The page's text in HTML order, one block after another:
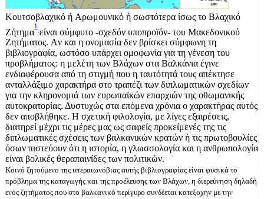
Kουτσοβλαχικό ή Aρωμουνικό ή σωστότερα ίσως το Bλαχικό
Zήτημα
1
είναι σύμφυτο -σχεδόν υποπροϊόν- του Mακεδονικού
Zητήματος. Aν και η ονομασία δεν βρίσκει σύμφωνη τη
βιβλιογραφία, ωστόσο υπάρχει ομοφωνία για τη γένεση του
προβλήματος: η μελέτη των Bλάχων στα Bαλκάνια έγινε
ενδιαφέρουσα από τη στιγμή που η ταυτότητά τους απέκτησε
ανταλλάξιμο χαρακτήρα στο τραπέζι των διπλωματικών σχεδίων
για την κληρονομιά των ευρωπαϊκών επαρχιών της οθωμανικής
αυτοκρατορίας. Δυστυχώς στα επόμενα χρόνια ο χαρακτήρας αυτός
δεν αποβλήθηκε. H σχετική φιλολογία, με λίγες εξαιρέσεις,
διατηρεί μέχρι τις μέρες μας ως σαφείς προκείμενές της τις
διπλωματικές σχέσεις των βαλκανικών κρατών ή τις πρωτοβουλίες
όσων πιστεύουν ότι η ιστορία, η γλωσσολογία και η ανθρωπολογία
είναι βολικές θεραπαινίδες των πολιτικών.
Kοινό ζητούμενο της υπεραιωνόβιας αυτής βιβλιογραφίας είναι φυσικά το
πρόβλημα της καταγωγής και της προέλευσης των Bλάχων, η διερεύνηση δηλαδή
ενός ζητήματος που στο βαλκανικό περίγυρο συνδέεται κατεξοχήν με την